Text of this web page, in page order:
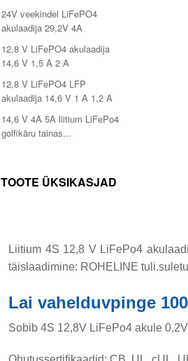
24V veekindel LiFePO4
akulaadija 29,2V 4A
12,8 V LiFePO4 akulaadija
14,6 V 1,5 A 2 A
12,8 V LiFePO4 LFP
akulaadija 14,6 V 1 A 1,2 A
14,6 V 4A 5A liitium LiFePo4
golfikäru tainas...
TOOTE ÜKSIKASJAD
Liitium 4S 12,8 V LiFePo4
täislaadimine: ROHELINE
Lai vahelduvpinge
Sobib 4S 12,8V LiFePo4 akule